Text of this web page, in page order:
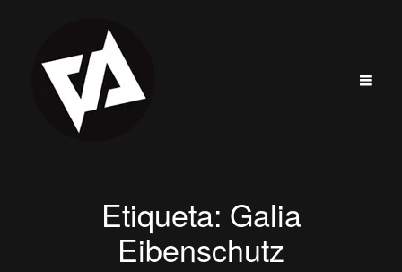
Etiqueta: Galia
Eibenschutz